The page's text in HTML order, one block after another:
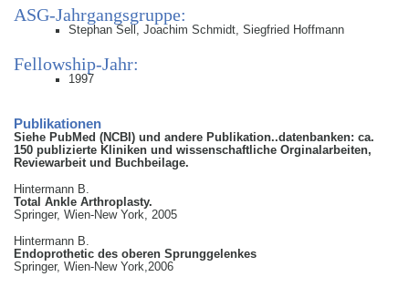
ASG-Jahrgangsgruppe:
Stephan Sell, Joachim Schmidt, Siegfried Hoffmann
Fellowship-Jahr:
1997
Publikationen
Siehe PubMed (NCBI) und andere Publikation..datenbanken: ca.
150 publizierte Kliniken und wissenschaftliche Orginalarbeiten,
Reviewarbeit und Buchbeilage.
Hintermann B.
Total Ankle Arthroplasty.
Springer, Wien-New York, 2005
Hintermann B.
Endoprothetic des oberen Sprunggelenkes
Springer, Wien-New York,2006